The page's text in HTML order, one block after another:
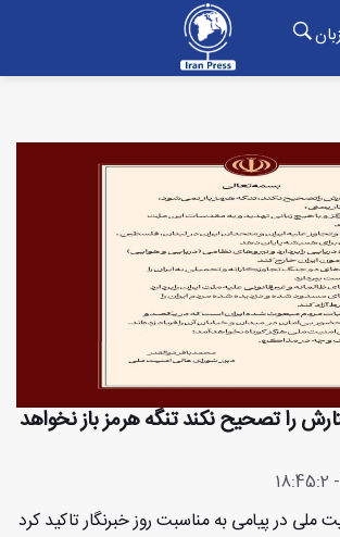
زبان
را تصحیح نکند تنگه هرمز باز نخواهد
ملی در پیامی به مناسبت روز خبرنگار تاکید کرد